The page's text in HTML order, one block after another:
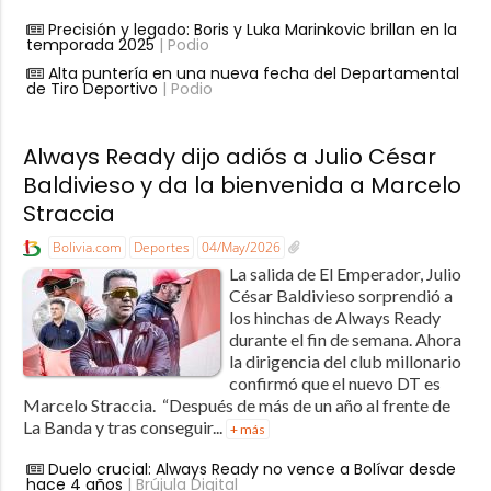
Precisión y legado: Boris y Luka Marinkovic brillan en la
temporada 2025| Podio
Alta puntería en una nueva fecha del Departamental
de Tiro Deportivo | Podio
Always Ready dijo adiós a Julio César
Baldivieso y da la bienvenida a Marcelo
Straccia
Bolivia.com Deportes 04/May/2026
La salida de El Emperador, Julio
César Baldivieso sorprendió a
los hinchas de Always Ready
durante el fin de semana. Ahora
la dirigencia del club millonario
confirmó que el nuevo DT es
Marcelo Straccia. “Después de más de un año al frente de
La Banda y tras conseguir... + más
Duelo crucial: Always Ready no vence a Bolívar desde
hace 4 años | Brújula Digital